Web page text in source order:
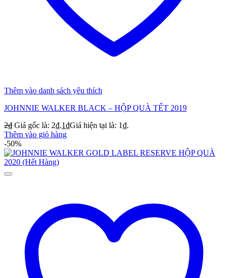
Thêm vào danh sách yêu thích
JOHNNIE WALKER BLACK – HỘP QUÀ TẾT 2019
2₫ Giá gốc là: 2₫.1₫Giá hiện tại là: 1₫.
Thêm vào giỏ hàng
-50%